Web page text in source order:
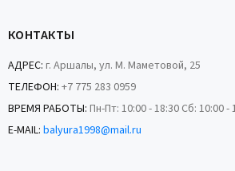
КОНТАКТЫ
АДРЕС: г. Аршалы, ул. М. Маметовой, 25
ТЕЛЕФОН: +7 775 283 0959
ВРЕМЯ РАБОТЫ: Пн-Пт: 10:00 - 18:30 Сб: 10:00
E-MAIL: balyura1998@mail.ru